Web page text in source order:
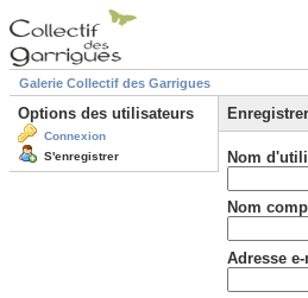
Galerie Collectif des Garrigues
Options des utilisateurs
Connexion
S'enregistrer
Nom
Nom
Adresse